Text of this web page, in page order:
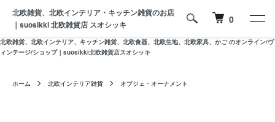
北欧雑貨、北欧インテリア、キッチン雑貨、北欧食器、北欧生地、北欧家具、かご のオンライン/ヴ
ィンテージ/ショップ｜suosikki北欧雑貨店スオシッキ
北欧雑貨、北欧インテリア・キッチン雑貨のお店
｜suosikki 北欧雑貨店 スオシッキ
0
ホーム 北欧インテリア雑貨 オブジェ・オーナメント